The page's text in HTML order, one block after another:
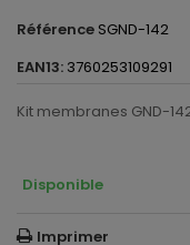
Référence SGND-142
EAN13: 3760253109291
Kit membranes GND-
Disponible
Imprimer